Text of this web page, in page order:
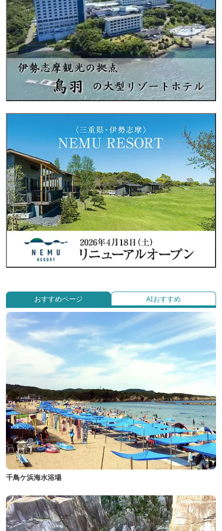
おすすめページ AIおすすめ
千鳥ケ浜海水浴場